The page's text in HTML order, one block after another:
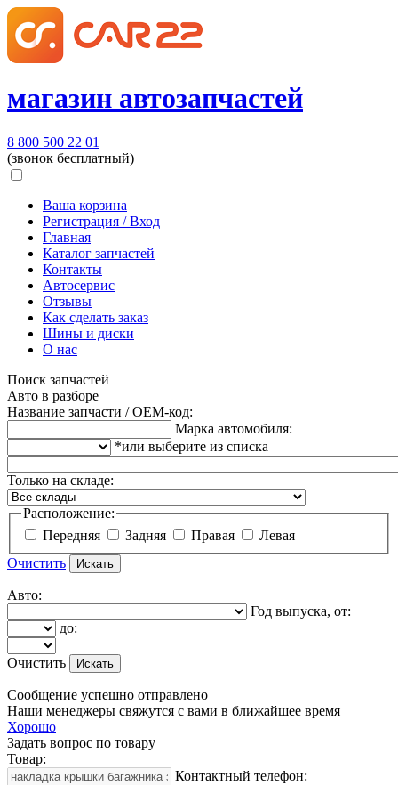
магазин автозапчастей
8 800 500 22 01
(звонок бесплатный)
Ваша корзина
Регистрация / Вход
Главная
Каталог запчастей
Контакты
Автосервис
Отзывы
Как сделать заказ
Шины и диски
О нас
Поиск запчастей
Авто в разборе
Название запчасти / OEM-код:
Марка автомобиля:
*или выберите из списка
Только на складе:
Расположение:
Передняя
Задняя Правая
Левая
Очистить
Авто:
Год выпуска, от:
до:
Очистить
Сообщение успешно отправлено
Наши менеджеры свяжутся с вами в ближайшее время
Хорошо
Задать вопрос по товару
Товар:
Контактный телефон: